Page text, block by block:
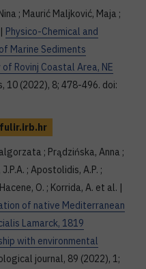
; Maurić Maljković, Maja ;
Physico-Chemical and
Marine Sediments
Rovinj Coastal Area, NE
10 (2022), 8; 478-496. doi:
fulir.irb.hr
; Prądzińska, Anna ;
; Apostolidis, A.P. ;
O. ; Korrida, A. et al. |
of native Mediterranean
Lamarck, 1819
with environmental
journal, 89 (2022), 1;